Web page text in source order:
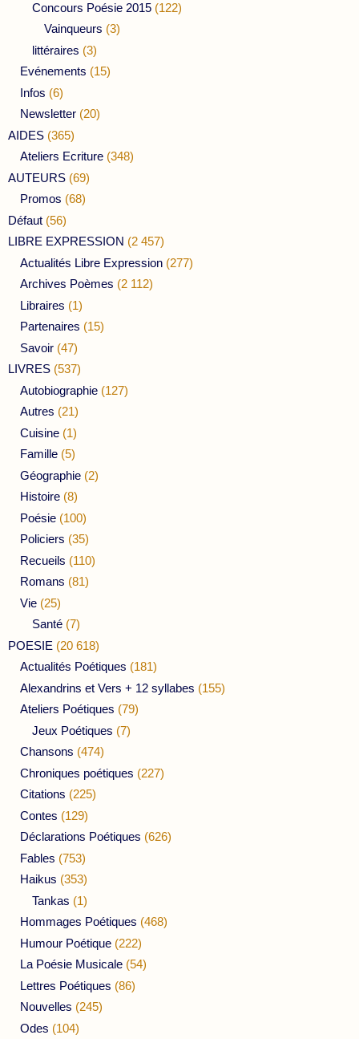
Concours Poésie 2015 (122)
Vainqueurs (3)
littéraires (3)
Evénements (15)
Infos (6)
Newsletter (20)
AIDES (365)
Ateliers Ecriture (348)
AUTEURS (69)
Promos (68)
Défaut (56)
LIBRE EXPRESSION (2 457)
Actualités Libre Expression (277)
Archives Poèmes (2 112)
Libraires (1)
Partenaires (15)
Savoir (47)
LIVRES (537)
Autobiographie (127)
Autres (21)
Cuisine (1)
Famille (5)
Géographie (2)
Histoire (8)
Poésie (100)
Policiers (35)
Recueils (110)
Romans (81)
Vie (25)
Santé (7)
POESIE (20 618)
Actualités Poétiques (181)
Alexandrins et Vers + 12 syllabes (155)
Ateliers Poétiques (79)
Jeux Poétiques (7)
Chansons (474)
Chroniques poétiques (227)
Citations (225)
Contes (129)
Déclarations Poétiques (626)
Fables (753)
Haikus (353)
Tankas (1)
Hommages Poétiques (468)
Humour Poétique (222)
La Poésie Musicale (54)
Lettres Poétiques (86)
Nouvelles (245)
Odes (104)